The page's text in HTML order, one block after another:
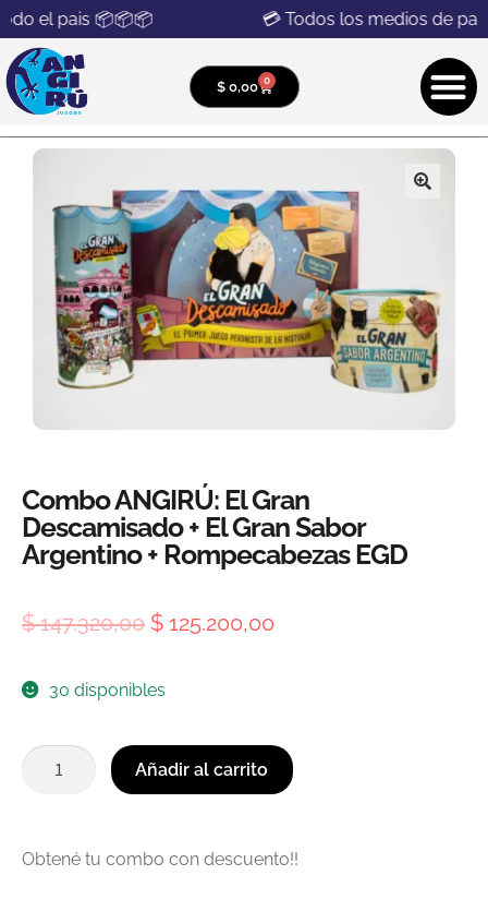
el pais 📦📦📦 💳 Todos los medios de
$0,00 0
Combo ANGIRÚ: El Gran
Descamisado + El Gran Sabor
Argentino + Rompecabezas EGD
$147.320,00 $ 125.200,00
30 disponibles
Añadir al carrito
Obtené tu combo con descuento!!